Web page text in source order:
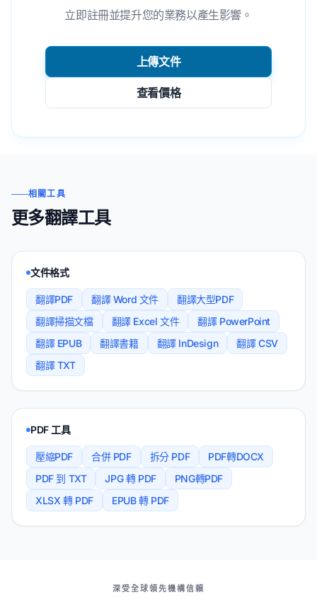
立即註冊並提升您的業務以產生影響。
上傳文件
查看價格
相關工具
更多翻譯工具
文件格式
翻譯PDF 翻譯 Word 文件
翻譯大型PDF
翻譯掃描文檔
翻譯 Excel 文件
翻譯 PowerPoint
翻譯 EPUB
翻譯書籍 翻譯 InDesign
翻譯 CSV
翻譯 TXT
PDF 工具
壓縮PDF 合併 PDF 拆分 PDF
PDF轉DOCX
PDF 到 TXT
JPG 轉 PDF
PNG轉PDF
XLSX 轉 PDF
EPUB 轉 PDF
深受全球領先機構信賴